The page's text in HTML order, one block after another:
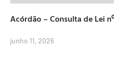
Acórdão – Consulta de Lei
junho 11, 2026